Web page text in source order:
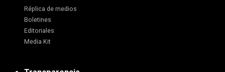
Réplica de medios
Boletines
Editoriales
Media Kit